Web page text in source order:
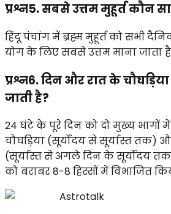
प्रश्न5. सबसे उत्तम मुहूर्त कौन
हिंदू पंचांग में ब्रह्म मुहूर्त को सभी
योग के लिए सबसे उत्तम माना जाता
प्रश्न6. दिन और रात के
जाती है?
24 घंटे के पूरे दिन को दो मुख्य भागों में
चौघड़िया (सूर्योदय से सूर्यास्त तक)
(सूर्यास्त से अगले दिन के सूर्योदय
को बराबर 8-8 हिस्सों में विभाजित
Astrotalk